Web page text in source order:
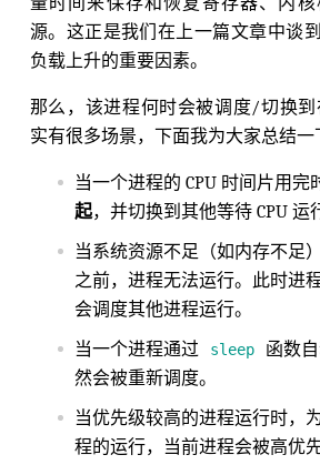
源。这正是我们在上一篇文章中谈
负载上升的重要因素。
那么，该进程何时会被调度/切换到
实有很多场景，下面我为大家总结一
当一个进程的 CPU 时间片用完
起，并切换到其他等待 CPU 运
当系统资源不足（如内存不足
之前，进程无法运行。此时进
会调度其他进程运行。
当一个进程通过
sleep 函数
然会被重新调度。
当优先级较高的进程运行时，
程的运行，当前进程会被高优